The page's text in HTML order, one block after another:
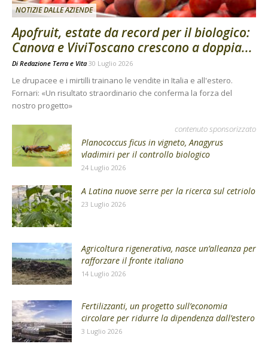
NOTIZIE DALLE AZIENDE
Apofruit, estate da record per il biologico:
Canova e ViviToscano crescono a doppia...
Di Redazione Terra e Vita 30 Luglio 2026
Le drupacee e i mirtilli trainano le vendite in Italia e all'estero.
Fornari: «Un risultato straordinario che conferma la forza del
nostro progetto»
contenuto sponsorizzato
Planococcus ficus in vigneto, Anagyrus
vladimiri per il controllo biologico
24 Luglio 2026
A Latina nuove serre per la ricerca sul cetriolo
23 Luglio 2026
Agricoltura rigenerativa, nasce un’alleanza per
rafforzare il fronte italiano
14 Luglio 2026
Fertilizzanti, un progetto sull’economia
circolare per ridurre la dipendenza dall’estero
3 Luglio 2026